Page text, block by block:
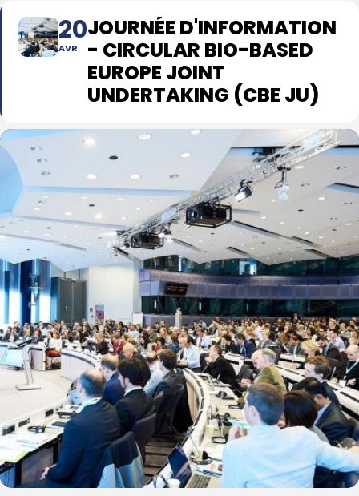
20
AVR
JOURNÉE D'INFORMATION
- CIRCULAR BIO-BASED
EUROPE JOINT
UNDERTAKING (CBE JU)